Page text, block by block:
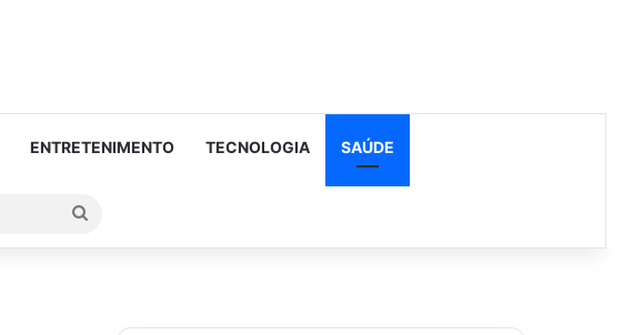
ENTRETENIMENTO TECNOLOGIA SAÚDE
por